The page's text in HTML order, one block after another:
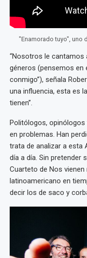
"Enamorado tuyo", uno
“Nosotros le cantamos
géneros (pensemos en
conmigo”), señala
una influencia, esta es
tienen”.
Politólogos, opinólogos
en problemas. Han
trata de analizar a esta
día a día. Sin pretender
Cuarteto de Nos
latinoamericano en
decir los de saco y